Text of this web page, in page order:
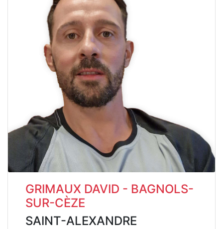
GRIMAUX DAVID - BAGNOLS-
SUR-CÈZE
SAINT-ALEXANDRE